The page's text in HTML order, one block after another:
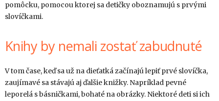
pomôcku, pomocou ktorej sa detičky oboznamujú s prvými
slovíčkami.
Knihy by nemali zostať zabudnuté
V tom čase, keď sa už na dieťatká začínajú lepiť prvé slovíčka,
zaujímavé sa stávajú aj ďalšie knižky. Napríklad pevné
leporelá s básničkami, bohaté na obrázky. Niektoré deti si ich